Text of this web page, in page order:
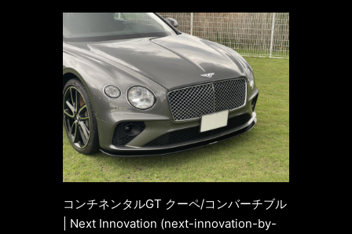
コンチネンタルGT クーペ/コンバーチブル
| Next Innovation (next-innovation-by-